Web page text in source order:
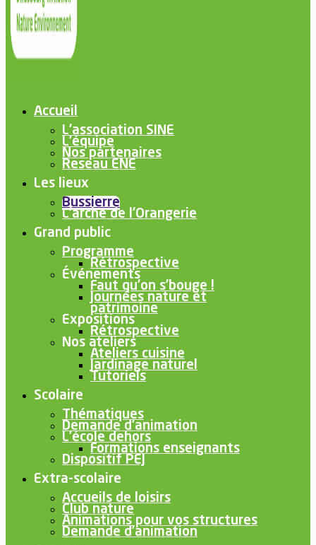
Accueil
L’association SINE
L’équipe
Nos partenaires
Reseau ENE
Les lieux
Bussierre
L’arche de l’Orangerie
Grand public
Programme
Rétrospective
Événements
Faut qu’on s’bouge !
Journées nature et
patrimoine
Expositions
Rétrospective
Nos ateliers
Ateliers cuisine
Jardinage naturel
Tutoriels
Scolaire
Thématiques
Demande d’animation
L’école dehors
Formations enseignants
Dispositif PEJ
Extra-scolaire
Accueils de loisirs
Club nature
Animations pour vos structures
Demande d’animation